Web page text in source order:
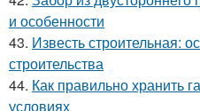
и особенности
43. Известь строительная:
строительства
44. Как правильно хранить
условиях